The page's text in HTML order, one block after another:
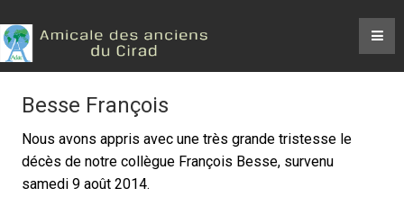
Besse François
Nous avons appris avec une très grande tristesse le
décès de notre collègue François Besse, survenu
samedi 9 août 2014.